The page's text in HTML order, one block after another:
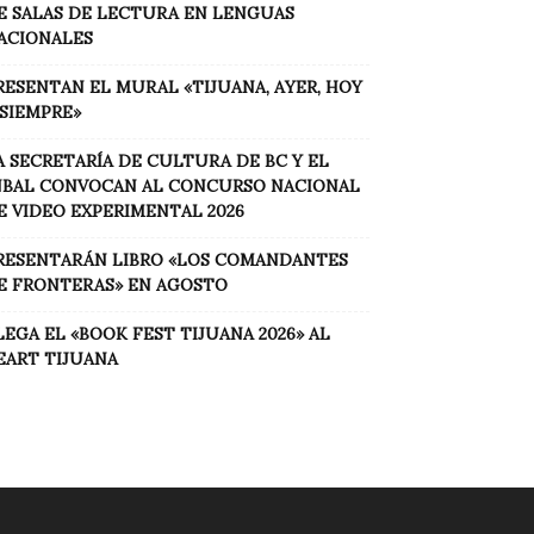
SALAS DE LECTURA EN LENGUAS
EL MURAL «TIJUANA, AYER, HOY
SECRETARÍA DE CULTURA DE BC Y EL
CONVOCAN AL CONCURSO NACIONAL
VIDEO EXPERIMENTAL 2026
LIBRO «LOS COMANDANTES
FRONTERAS» EN AGOSTO
EL «BOOK FEST TIJUANA 2026» AL
TIJUANA